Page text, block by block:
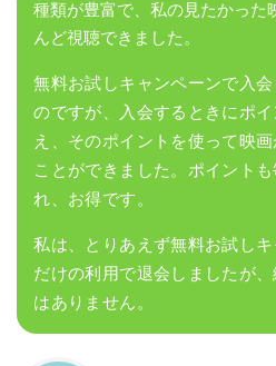
種類が豊富で、私の見たかった
んど視聴できました。
無料お試しキャンペーンで入会
のですが、入会するときにポイ
え、そのポイントを使って映
ことができました。ポイントも
れ、お得です。
私は、とりあえず無料お試し
だけの利用で退会しましたが
はありません。